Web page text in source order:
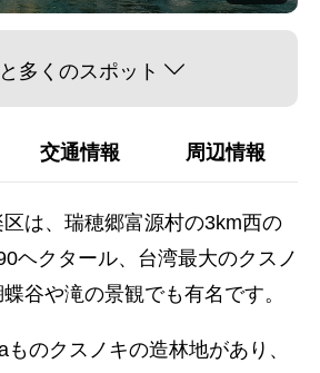
多くのスポット
交通情報 周辺情報
は、瑞穂郷富源村の3km西の
ヘクタール、台湾最大のクスノ
谷や滝の景観でも有名です。
のクスノキの造林地があり、